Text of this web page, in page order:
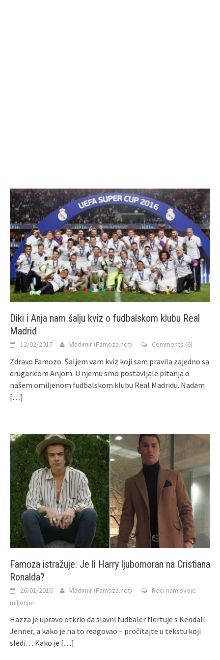
Diki i Anja nam šalju kviz o fudbalskom klubu Real
Madrid
12/02/2017 Vladimir (Famoza.net) Comments (6)
Zdravo Famozo. Šaljem vam kviz koji sam pravila zajedno sa
drugaricom Anjom. U njemu smo postavljale pitanja o
našem omiljenom fudbalskom klubu Real Madridu. Nadam
[…]
Famoza istražuje: Je li Harry ljubomoran na Cristiana
Ronalda?
26/01/2016 Vladimir (Famoza.net)
Reci nam svoje
miljenje!
Hazza je upravo otkrio da slavni fudbaler flertuje s Kendall
Jenner, a kako je na to reagovao – pročitajte u tekstu koji
sledi… Kako je […]